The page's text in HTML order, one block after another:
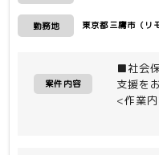
勤務地 東京都三鷹市（リ
案件内容
■社会
支援を
<作業